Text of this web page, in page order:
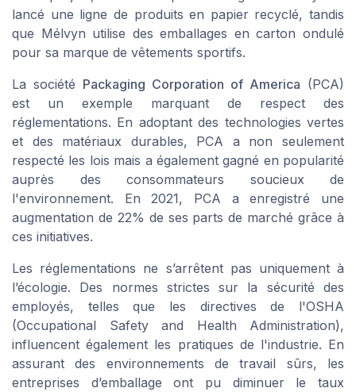
lancé une ligne de produits en papier recyclé, tandis
que Mélvyn utilise des emballages en carton ondulé
pour sa marque de vêtements sportifs.
La société Packaging Corporation of America (PCA)
est un exemple marquant de respect des
réglementations. En adoptant des technologies vertes
et des matériaux durables, PCA a non seulement
respecté les lois mais a également gagné en popularité
auprès des consommateurs soucieux de
l'environnement. En 2021, PCA a enregistré une
augmentation de 22% de ses parts de marché grâce à
ces initiatives.
Les réglementations ne s’arrêtent pas uniquement à
l’écologie. Des normes strictes sur la sécurité des
employés, telles que les directives de l'OSHA
(Occupational Safety and Health Administration),
influencent également les pratiques de l'industrie. En
assurant des environnements de travail sûrs, les
entreprises d’emballage ont pu diminuer le taux